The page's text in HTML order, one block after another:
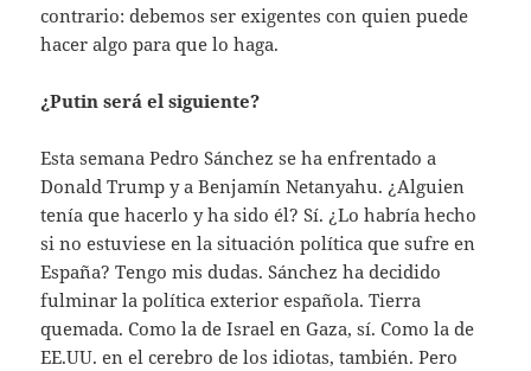
contrario: debemos ser exigentes con quien puede
hacer algo para que lo haga.
¿Putin será el siguiente?
Esta semana Pedro Sánchez se ha enfrentado a
Donald Trump y a Benjamín Netanyahu. ¿Alguien
tenía que hacerlo y ha sido él? Sí. ¿Lo habría hecho
si no estuviese en la situación política que sufre en
España? Tengo mis dudas. Sánchez ha decidido
fulminar la política exterior española. Tierra
quemada. Como la de Israel en Gaza, sí. Como la de
EE.UU. en el cerebro de los idiotas, también. Pero